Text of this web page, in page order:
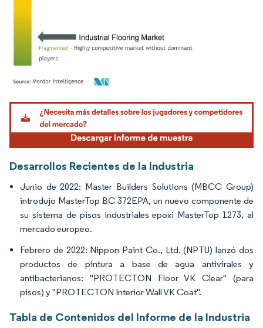
Imagen © Mordor Intelligence. El uso requiere atribución según CC BY 4.0.
Desarrollos Recientes de la Industria
Junio de 2022: Master Builders Solutions (MBCC Group)
introdujo MasterTop BC 372EPA, un nuevo componente de
su sistema de pisos industriales epoxi MasterTop 1273, al
mercado europeo.
Febrero de 2022: Nippon Paint Co., Ltd. (NPTU) lanzó dos
productos de pintura a base de agua antivirales y
antibacterianos: "PROTECTON Floor VK Clear" (para
pisos) y "PROTECTON Interior Wall VK Coat".
Tabla de Contenidos del Informe de la Industria